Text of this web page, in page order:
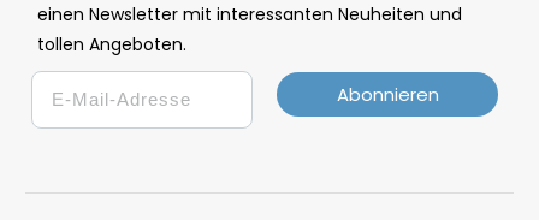
einen Newsletter mit interessanten Neuheiten und
tollen Angeboten.
Email
Abonnieren